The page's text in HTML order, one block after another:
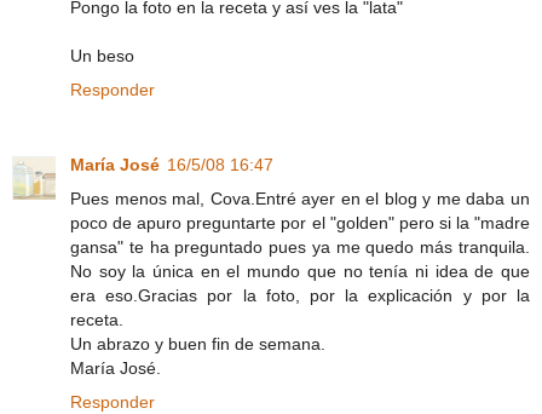
Pongo la foto en la receta y así ves la "lata"
Un beso
Responder
María José 16/5/08 16:47
Pues menos mal, Cova.Entré ayer en el blog y me daba un
poco de apuro preguntarte por el "golden" pero si la "madre
gansa" te ha preguntado pues ya me quedo más tranquila.
No soy la única en el mundo que no tenía ni idea de que
era eso.Gracias por la foto, por la explicación y por la
receta.
Un abrazo y buen fin de semana.
María José.
Responder